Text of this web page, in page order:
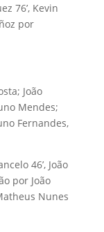
76’, Kevin
por
João
Mendes;
Fernandes,
46’, João
por João
Nunes